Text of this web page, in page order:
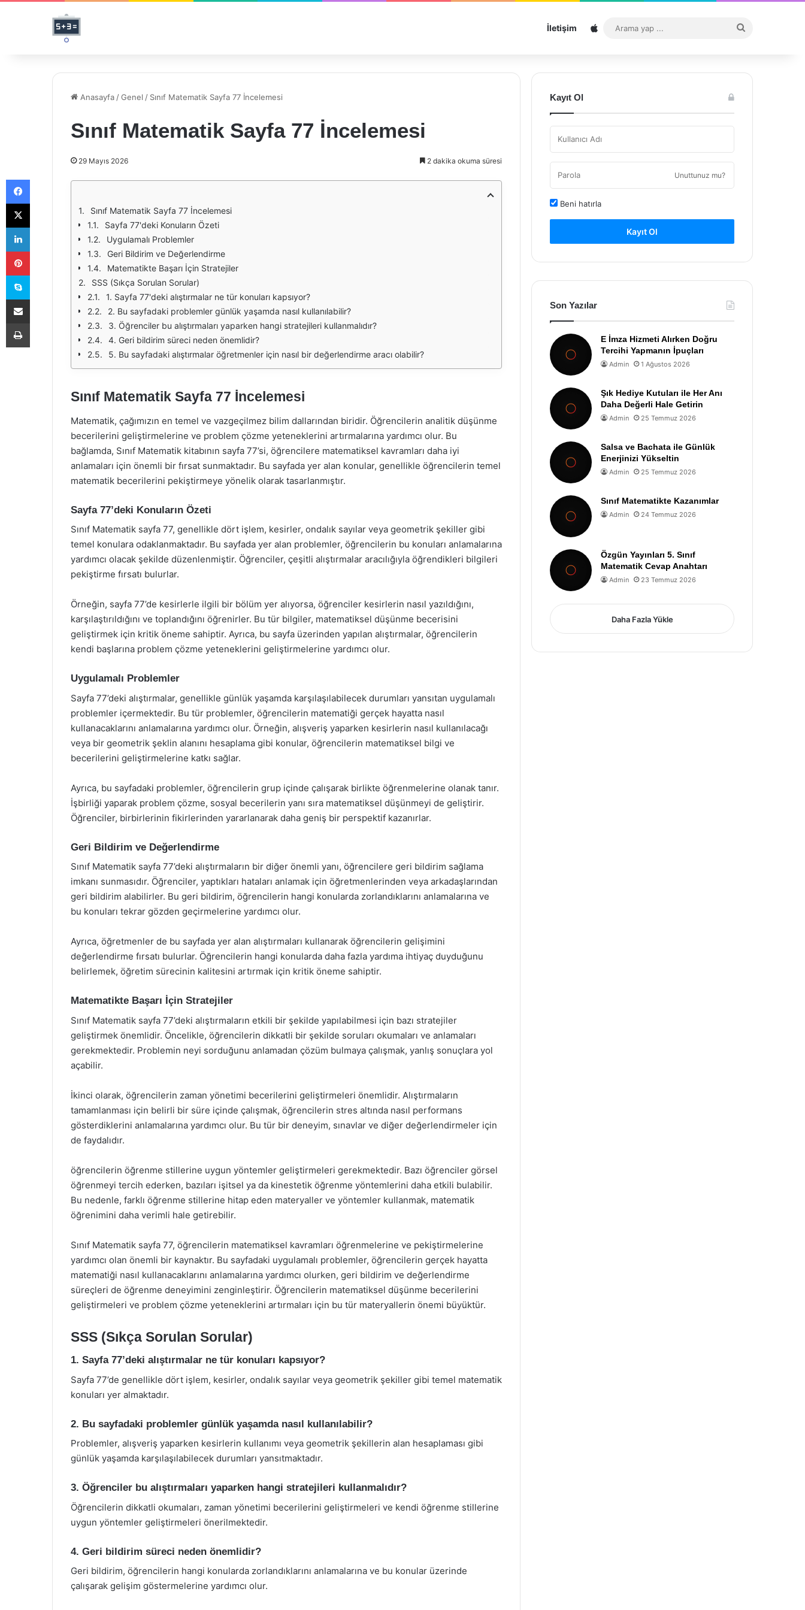
İletişim Sitemap
...
Anasayfa /Genel / Sınıf Matematik Sayfa 77 İncelemesi
Sınıf Matematik Sayfa 77 İncelemesi
29 Mayıs 2026 2 dakika okuma süresi
Sınıf Matematik Sayfa 77 İncelemesi
Sayfa 77'deki Konuların Özeti
Uygulamalı Problemler
Geri Bildirim ve Değerlendirme
Matematikte Başarı İçin Stratejiler
SSS (Sıkça Sorulan Sorular)
1. Sayfa 77'deki alıştırmalar ne tür konuları kapsıyor?
2. Bu sayfadaki problemler günlük yaşamda nasıl kullanılabilir?
3. Öğrenciler bu alıştırmaları yaparken hangi stratejileri kullanmalıdır?
4. Geri bildirim süreci neden önemlidir?
5. Bu sayfadaki alıştırmalar öğretmenler için nasıl bir değerlendirme aracı olabilir?
Sınıf Matematik Sayfa 77 İncelemesi
Matematik, çağımızın en temel ve vazgeçilmez bilim dallarından biridir. Öğrencilerin analitik düşünme
becerilerini geliştirmelerine ve problem çözme yeteneklerini artırmalarına yardımcı olur. Bu
bağlamda, Sınıf Matematik kitabının sayfa 77’si, öğrencilere matematiksel kavramları daha iyi
anlamaları için önemli bir fırsat sunmaktadır. Bu sayfada yer alan konular, genellikle öğrencilerin temel
matematik becerilerini pekiştirmeye yönelik olarak tasarlanmıştır.
Sayfa 77’deki Konuların Özeti
Sınıf Matematik sayfa 77, genellikle dört işlem, kesirler, ondalık sayılar veya geometrik şekiller gibi
temel konulara odaklanmaktadır. Bu sayfada yer alan problemler, öğrencilerin bu konuları anlamalarına
yardımcı olacak şekilde düzenlenmiştir. Öğrenciler, çeşitli alıştırmalar aracılığıyla öğrendikleri bilgileri
pekiştirme fırsatı bulurlar.
Örneğin, sayfa 77’de kesirlerle ilgili bir bölüm yer alıyorsa, öğrenciler kesirlerin nasıl yazıldığını,
karşılaştırıldığını ve toplandığını öğrenirler. Bu tür bilgiler, matematiksel düşünme becerisini
geliştirmek için kritik öneme sahiptir. Ayrıca, bu sayfa üzerinden yapılan alıştırmalar, öğrencilerin
kendi başlarına problem çözme yeteneklerini geliştirmelerine yardımcı olur.
Uygulamalı Problemler
Sayfa 77’deki alıştırmalar, genellikle günlük yaşamda karşılaşılabilecek durumları yansıtan uygulamalı
problemler içermektedir. Bu tür problemler, öğrencilerin matematiği gerçek hayatta nasıl
kullanacaklarını anlamalarına yardımcı olur. Örneğin, alışveriş yaparken kesirlerin nasıl kullanılacağı
veya bir geometrik şeklin alanını hesaplama gibi konular, öğrencilerin matematiksel bilgi ve
becerilerini geliştirmelerine katkı sağlar.
Ayrıca, bu sayfadaki problemler, öğrencilerin grup içinde çalışarak birlikte öğrenmelerine olanak tanır.
İşbirliği yaparak problem çözme, sosyal becerilerin yanı sıra matematiksel düşünmeyi de geliştirir.
Öğrenciler, birbirlerinin fikirlerinden yararlanarak daha geniş bir perspektif kazanırlar.
Geri Bildirim ve Değerlendirme
Sınıf Matematik sayfa 77’deki alıştırmaların bir diğer önemli yanı, öğrencilere geri bildirim sağlama
imkanı sunmasıdır. Öğrenciler, yaptıkları hataları anlamak için öğretmenlerinden veya arkadaşlarından
geri bildirim alabilirler. Bu geri bildirim, öğrencilerin hangi konularda zorlandıklarını anlamalarına ve
bu konuları tekrar gözden geçirmelerine yardımcı olur.
Ayrıca, öğretmenler de bu sayfada yer alan alıştırmaları kullanarak öğrencilerin gelişimini
değerlendirme fırsatı bulurlar. Öğrencilerin hangi konularda daha fazla yardıma ihtiyaç duyduğunu
belirlemek, öğretim sürecinin kalitesini artırmak için kritik öneme sahiptir.
Matematikte Başarı İçin Stratejiler
Sınıf Matematik sayfa 77’deki alıştırmaların etkili bir şekilde yapılabilmesi için bazı stratejiler
geliştirmek önemlidir. Öncelikle, öğrencilerin dikkatli bir şekilde soruları okumaları ve anlamaları
gerekmektedir. Problemin neyi sorduğunu anlamadan çözüm bulmaya çalışmak, yanlış sonuçlara yol
açabilir.
İkinci olarak, öğrencilerin zaman yönetimi becerilerini geliştirmeleri önemlidir. Alıştırmaların
tamamlanması için belirli bir süre içinde çalışmak, öğrencilerin stres altında nasıl performans
gösterdiklerini anlamalarına yardımcı olur. Bu tür bir deneyim, sınavlar ve diğer değerlendirmeler için
de faydalıdır.
öğrencilerin öğrenme stillerine uygun yöntemler geliştirmeleri gerekmektedir. Bazı öğrenciler görsel
öğrenmeyi tercih ederken, bazıları işitsel ya da kinestetik öğrenme yöntemlerini daha etkili bulabilir.
Bu nedenle, farklı öğrenme stillerine hitap eden materyaller ve yöntemler kullanmak, matematik
öğrenimini daha verimli hale getirebilir.
Sınıf Matematik sayfa 77, öğrencilerin matematiksel kavramları öğrenmelerine ve pekiştirmelerine
yardımcı olan önemli bir kaynaktır. Bu sayfadaki uygulamalı problemler, öğrencilerin gerçek hayatta
matematiği nasıl kullanacaklarını anlamalarına yardımcı olurken, geri bildirim ve değerlendirme
süreçleri de öğrenme deneyimini zenginleştirir. Öğrencilerin matematiksel düşünme becerilerini
geliştirmeleri ve problem çözme yeteneklerini artırmaları için bu tür materyallerin önemi büyüktür.
SSS (Sıkça Sorulan Sorular)
1. Sayfa 77’deki alıştırmalar ne tür konuları kapsıyor?
Sayfa 77’de genellikle dört işlem, kesirler, ondalık sayılar veya geometrik şekiller gibi temel matematik
konuları yer almaktadır.
2. Bu sayfadaki problemler günlük yaşamda nasıl kullanılabilir?
Problemler, alışveriş yaparken kesirlerin kullanımı veya geometrik şekillerin alan hesaplaması gibi
günlük yaşamda karşılaşılabilecek durumları yansıtmaktadır.
3. Öğrenciler bu alıştırmaları yaparken hangi stratejileri kullanmalıdır?
Öğrencilerin dikkatli okumaları, zaman yönetimi becerilerini geliştirmeleri ve kendi öğrenme stillerine
uygun yöntemler geliştirmeleri önerilmektedir.
4. Geri bildirim süreci neden önemlidir?
Geri bildirim, öğrencilerin hangi konularda zorlandıklarını anlamalarına ve bu konular üzerinde
çalışarak gelişim göstermelerine yardımcı olur.
Kayıt Ol
Unuttunuz mu?
Beni hatırla
Kayıt Ol
Son Yazılar
E İmza Hizmeti Alırken Doğru
Tercihi Yapmanın İpuçları
Admin 1 Ağustos 2026
Şık Hediye Kutuları ile Her Anı
Daha Değerli Hale Getirin
Admin 25 Temmuz 2026
Salsa ve Bachata ile Günlük
Enerjinizi Yükseltin
Admin 25 Temmuz 2026
Sınıf Matematikte Kazanımlar
Admin 24 Temmuz 2026
Özgün Yayınları 5. Sınıf
Matematik Cevap Anahtarı
Admin 23 Temmuz 2026
Daha Fazla Yükle
Facebook
X
LinkedIn
Pinterest
Skype
E-Posta ile paylaş